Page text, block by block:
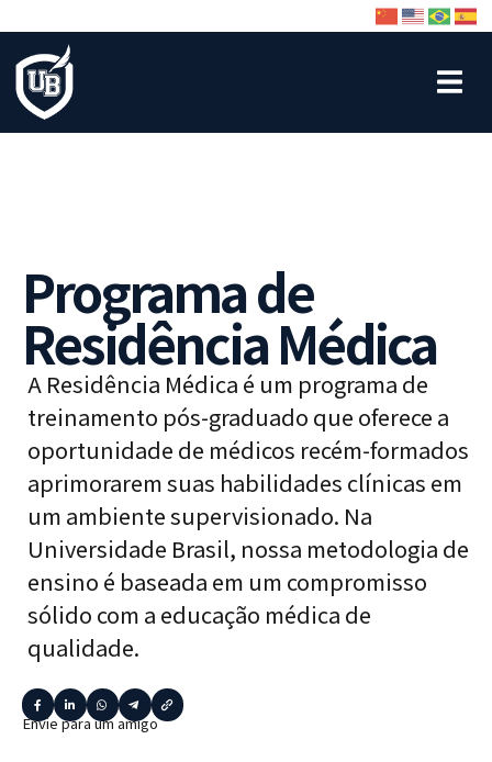
Programa de
Residência Médica
A Residência Médica é um programa de
treinamento pós-graduado que oferece a
oportunidade de médicos recém-formados
aprimorarem suas habilidades clínicas em
um ambiente supervisionado. Na
Universidade Brasil, nossa metodologia de
ensino é baseada em um compromisso
sólido com a educação médica de
qualidade.
Envie para um amigo